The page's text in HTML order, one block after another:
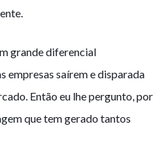
grande diferencial
saírem e disparada
Então eu lhe pergunto, por
que tem gerado tantos